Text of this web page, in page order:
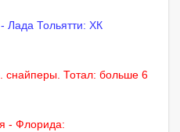
Лада Тольятти: ХК
Тотал: больше 6
- Флорида: